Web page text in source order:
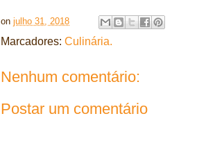
on julho 31, 2018
Marcadores: Culinária.
Nenhum comentário:
Postar um comentário